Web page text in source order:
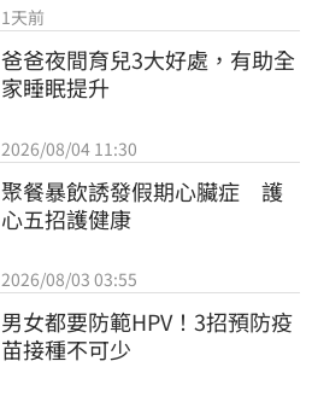
1天前
爸爸夜間育兒3大好處，有助全
家睡眠提升
2026/08/04 11:30
聚餐暴飲誘發假期心臟症　護
心五招護健康
2026/08/03 03:55
男女都要防範HPV！3招預防疫
苗接種不可少